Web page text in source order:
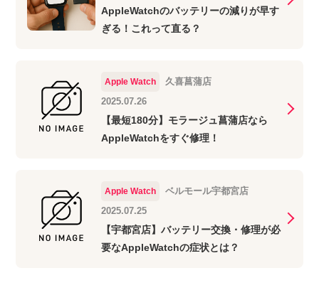
AppleWatchのバッテリーの減りが早す
ぎる！これって直る？
Apple Watch
久喜菖蒲店
2025.07.26
【最短180分】モラージュ菖蒲店なら
AppleWatchをすぐ修理！
Apple Watch
ベルモール宇都宮店
2025.07.25
【宇都宮店】バッテリー交換・修理が必
要なAppleWatchの症状とは？